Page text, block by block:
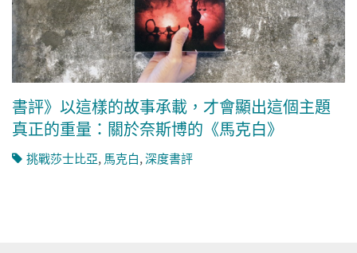
書評》以這樣的故事承載，才會顯出這個主題
真正的重量：關於奈斯博的《馬克白》
挑戰莎士比亞,馬克白,深度書評